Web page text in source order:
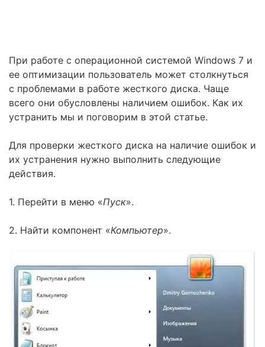
При работе с операционной системой Windows 7 и
ее оптимизации пользователь может столкнуться
с проблемами в работе жесткого диска. Чаще
всего они обусловлены наличием ошибок. Как их
устранить мы и поговорим в этой статье.
Для проверки жесткого диска на наличие ошибок и
их устранения нужно выполнить следующие
действия.
1. Перейти в меню «Пуск».
2. Найти компонент «Компьютер».